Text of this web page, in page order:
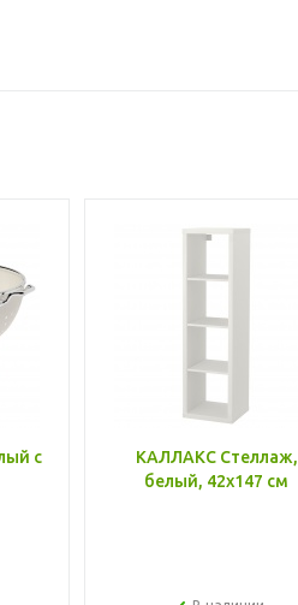
с
КАЛЛАКС Стеллаж,
белый, 42x147 см